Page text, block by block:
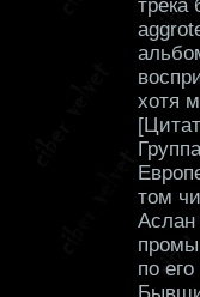
трека
хотя
том
Аслан
по